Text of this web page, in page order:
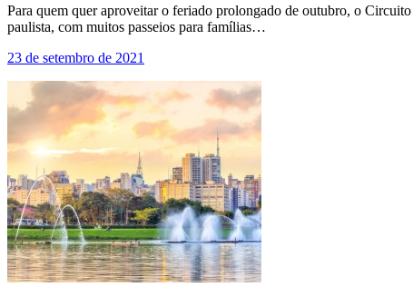
Para quem quer aproveitar o feriado prolongado de outubro, o
paulista, com muitos passeios para famílias…
23 de setembro de 2021